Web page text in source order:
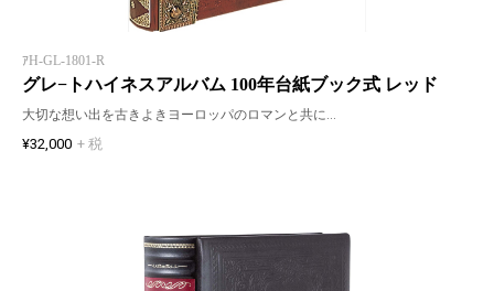
ｱH-GL-1801-R
グレ−トハイネスアルバム 100年台紙ブック式 レッド
大切な想い出を古きよきヨーロッパのロマンと共に…
¥32,000 + 税